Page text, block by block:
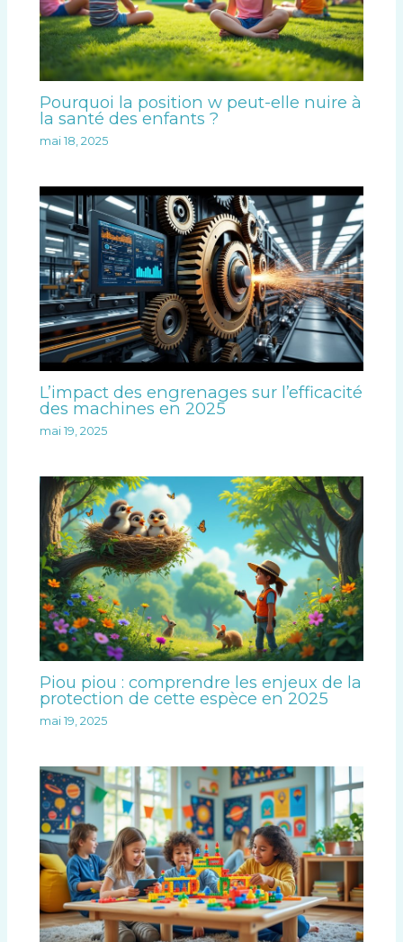
Pourquoi la position w peut-elle nuire à
la santé des enfants ?
mai 18, 2025
L’impact des engrenages sur l’efficacité
des machines en 2025
mai 19, 2025
Piou piou : comprendre les enjeux de la
protection de cette espèce en 2025
mai 19, 2025